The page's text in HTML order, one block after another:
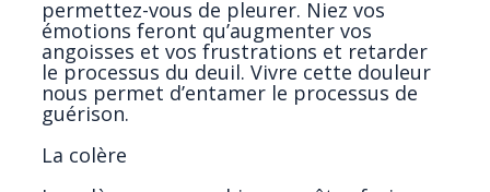
permettez-vous de pleurer. Niez vos
émotions feront qu’augmenter vos
angoisses et vos frustrations et retarder
le processus du deuil. Vivre cette douleur
nous permet d’entamer le processus de
guérison.
La colère